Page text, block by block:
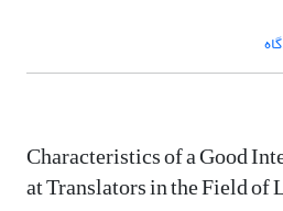
Characteristics of a Good
at Translators in the Field of